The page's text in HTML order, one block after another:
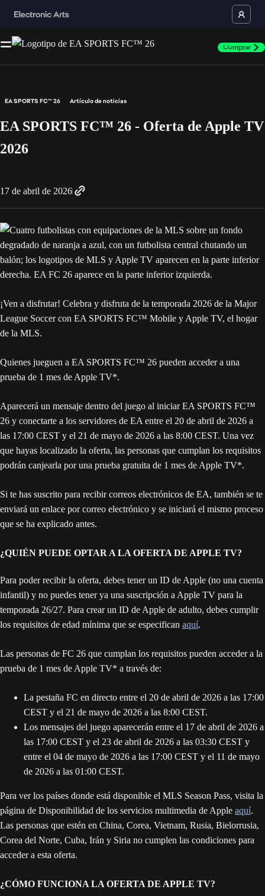
Comprar
EA SPORTS FC™ 26 Artículo de noticias
EA SPORTS FC™ 26 - Oferta de Apple TV
2026
17 de abril de 2026
¡Ven a disfrutar! Celebra y disfruta de la temporada 2026 de la Major
League Soccer con EA SPORTS FC™ Mobile y Apple TV, el hogar
de la MLS.
Quienes jueguen a EA SPORTS FC™ 26 pueden acceder a una
prueba de 1 mes de Apple TV*.
Aparecerá un mensaje dentro del juego al iniciar EA SPORTS FC™
26 y conectarte a los servidores de EA entre el 20 de abril de 2026 a
las 17:00 CEST y el 21 de mayo de 2026 a las 8:00 CEST. Una vez
que hayas localizado la oferta, las personas que cumplan los requisitos
podrán canjearla por una prueba gratuita de 1 mes de Apple TV*.
Si te has suscrito para recibir correos electrónicos de EA, también se te
enviará un enlace por correo electrónico y se iniciará el mismo proceso
que se ha explicado antes.
¿QUIÉN PUEDE OPTAR A LA OFERTA DE APPLE TV?
Para poder recibir la oferta, debes tener un ID de Apple (no una cuenta
infantil) y no puedes tener ya una suscripción a Apple TV para la
temporada 26/27. Para crear un ID de Apple de adulto, debes cumplir
los requisitos de edad mínima que se especifican aquí.
Las personas de FC 26 que cumplan los requisitos pueden acceder a la
prueba de 1 mes de Apple TV* a través de:
La pestaña FC en directo entre el 20 de abril de 2026 a las 17:00
CEST y el 21 de mayo de 2026 a las 8:00 CEST.
Los mensajes del juego aparecerán entre el 17 de abril de 2026 a
las 17:00 CEST y el 23 de abril de 2026 a las 03:30 CEST y
entre el 04 de mayo de 2026 a las 17:00 CEST y el 11 de mayo
de 2026 a las 01:00 CEST.
Para ver los países donde está disponible el MLS Season Pass, visita la
página de Disponibilidad de los servicios multimedia de Apple aquí.
Las personas que estén en China, Corea, Vietnam, Rusia, Bielorrusia,
Corea del Norte, Cuba, Irán y Siria no cumplen las condiciones para
acceder a esta oferta.
¿CÓMO FUNCIONA LA OFERTA DE APPLE TV?